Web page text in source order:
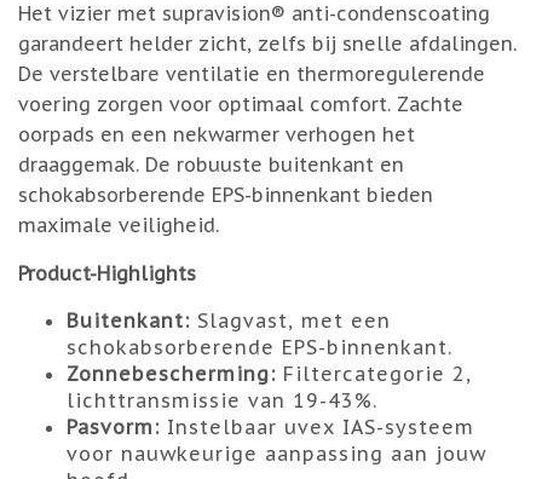
Het vizier met supravision® anti-condenscoating
garandeert helder zicht, zelfs bij snelle afdalingen.
De verstelbare ventilatie en thermoregulerende
voering zorgen voor optimaal comfort. Zachte
oorpads en een nekwarmer verhogen het
draaggemak. De robuuste buitenkant en
schokabsorberende EPS-binnenkant bieden
maximale veiligheid.
Product-Highlights
Buitenkant: Slagvast, met een
schokabsorberende EPS-binnenkant.
Zonnebescherming: Filtercategorie 2,
lichttransmissie van 19-43%.
Pasvorm: Instelbaar uvex IAS-systeem
voor nauwkeurige aanpassing aan jouw